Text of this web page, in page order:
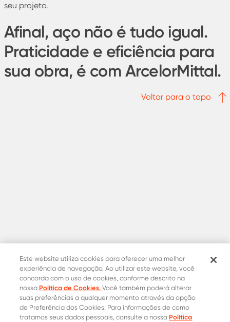
seu projeto.
Afinal, aço não é tudo igual.
Praticidade e eficiência para
sua obra, é com ArcelorMittal.
Voltar para o topo
Este website utiliza cookies para oferecer uma melhor
experiência de navegação. Ao utilizar este website, você
concorda com o uso de cookies, conforme descrito na
nossa Política de Cookies.Você também poderá alterar
suas preferências a qualquer momento através da opção
de Preferência dos Cookies. Para informações de como
tratamos seus dados pessoais, consulte a nossa Política